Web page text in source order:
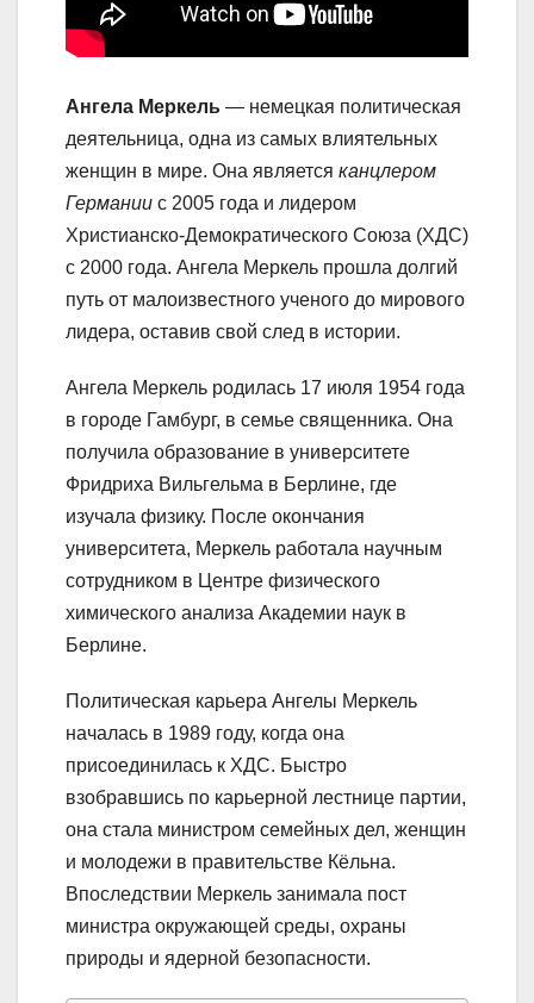
Ангела Меркель — немецкая политическая
деятельница, одна из самых влиятельных
женщин в мире. Она является канцлером
Германии с 2005 года и лидером
Христианско-Демократического Союза (ХДС)
с 2000 года. Ангела Меркель прошла долгий
путь от малоизвестного ученого до мирового
лидера, оставив свой след в истории.
Ангела Меркель родилась 17 июля 1954 года
в городе Гамбург, в семье священника. Она
получила образование в университете
Фридриха Вильгельма в Берлине, где
изучала физику. После окончания
университета, Меркель работала научным
сотрудником в Центре физического
химического анализа Академии наук в
Берлине.
Политическая карьера Ангелы Меркель
началась в 1989 году, когда она
присоединилась к ХДС. Быстро
взобравшись по карьерной лестнице партии,
она стала министром семейных дел, женщин
и молодежи в правительстве Кёльна.
Впоследствии Меркель занимала пост
министра окружающей среды, охраны
природы и ядерной безопасности.